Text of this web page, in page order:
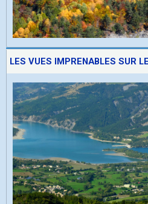
LES VUES IMPRENABLES SUR